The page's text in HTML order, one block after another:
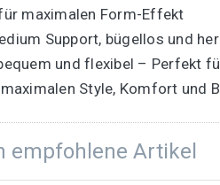
maximalen Form-Effekt
Support, bügellos und
und flexibel – Perfekt
Style, Komfort und
empfohlene Artikel